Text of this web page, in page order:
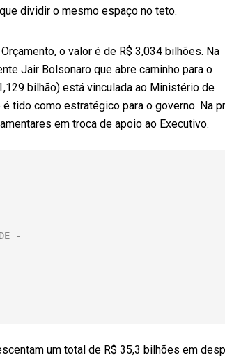
dividir o mesmo espaço no teto.
o valor é de R$ 3,034 bilhões. Na
Jair Bolsonaro que abre caminho para o
bilhão) está vinculada ao Ministério de
tido como estratégico para o governo. Na
em troca de apoio ao Executivo.
um total de R$ 35,3 bilhões em